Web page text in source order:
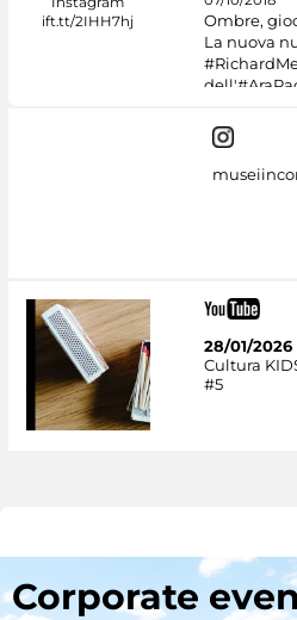
Ombre,
La nuova
28/01/2026
Cultura
#5
Corporate